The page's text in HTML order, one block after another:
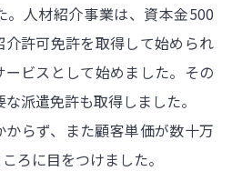
。人材紹介事業は、資本金500
許可免許を取得して始められ
ビスとして始めました。その
派遣免許も取得しました。
らず、また顧客単価が数十万
ろに目をつけました。